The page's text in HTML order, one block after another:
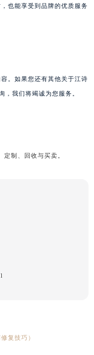
也能享受到品牌的优质服务
。如果您还有其他关于江诗
，我们将竭诚为您服务。
复技巧）